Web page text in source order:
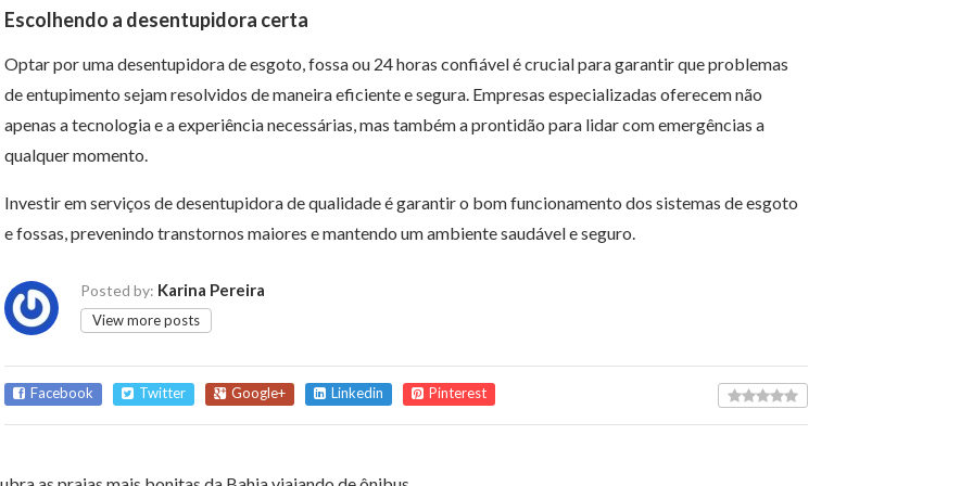
Escolhendo a desentupidora certa
Optar por uma desentupidora de esgoto, fossa ou 24 horas confiável é crucial para garantir que problemas
de entupimento sejam resolvidos de maneira eficiente e segura. Empresas especializadas oferecem não
apenas a tecnologia e a experiência necessárias, mas também a prontidão para lidar com emergências a
qualquer momento.
Investir em serviços de desentupidora de qualidade é garantir o bom funcionamento dos sistemas de esgoto
e fossas, prevenindo transtornos maiores e mantendo um ambiente saudável e seguro.
Posted by: Karina Pereira
View more posts
Facebook Twitter Google+ Linkedin Pinterest